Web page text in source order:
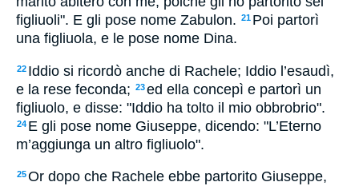
figliuoli". E gli pose nome Zabulon. 21 Poi partorì
una figliuola, e le pose nome Dina.
22 Iddio si ricordò anche di Rachele; Iddio l’esaudì,
e la rese feconda; 23ed ella concepì e partorì un
figliuolo, e disse: "Iddio ha tolto il mio obbrobrio".
24 E gli pose nome Giuseppe, dicendo: "L’Eterno
m’aggiunga un altro figliuolo".
25Or dopo che Rachele ebbe partorito Giuseppe,